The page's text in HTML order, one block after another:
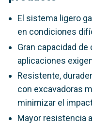
El sistema ligero
en condiciones
Gran capacidad de
aplicaciones
Resistente,
con excavadoras
minimizar el
Mayor resistencia